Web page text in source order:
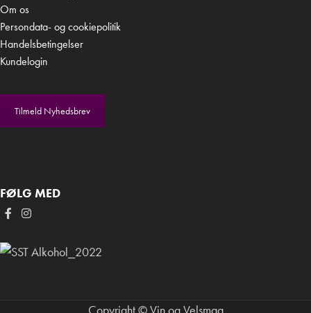
Om os
Persondata- og cookiepolitik
Handelsbetingelser
Kundelogin
Tilmeld Nyhedsbrev
FØLG MED
Copyright © Vin og Velsmag